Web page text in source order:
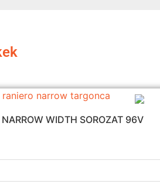
NARROW WIDTH SOROZAT 96V